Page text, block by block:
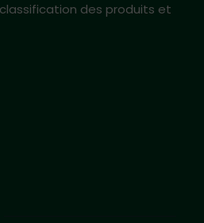
des produits et